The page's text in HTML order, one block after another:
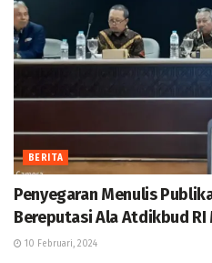
BERITA
Penyegaran Menulis
Bereputasi Ala Atdikbud RI
10 Februari, 2024